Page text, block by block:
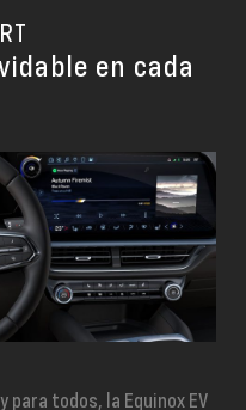
en cada
para todos, la Equinox EV